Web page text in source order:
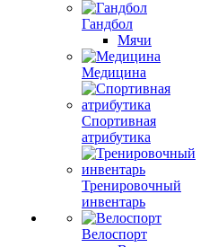
Гандбол
Мячи
Медицина
Спортивная
атрибутика
Тренировочный
инвентарь
Велоспорт